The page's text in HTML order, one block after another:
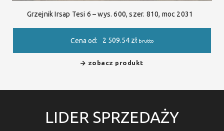
Grzejnik Irsap Tesi 6 – wys. 600, szer. 810, moc 2031
Cena od: 2 509.54 zł brutto
zobacz produkt
LIDER SPRZEDAŻY